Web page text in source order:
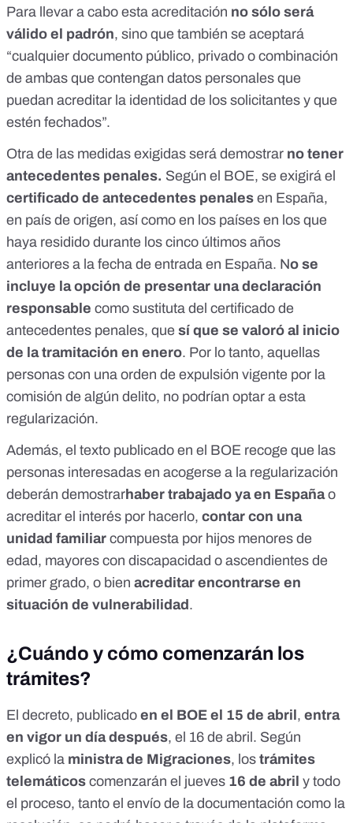
Para llevar a cabo esta acreditación no sólo será
válido el padrón, sino que también se aceptará
“cualquier documento público, privado o combinación
de ambas que contengan datos personales que
puedan acreditar la identidad de los solicitantes y que
estén fechados”.
Otra de las medidas exigidas será demostrar no tener
antecedentes penales. Según el BOE, se exigirá el
certificado de antecedentes penales en España,
en país de origen, así como en los países en los que
haya residido durante los cinco últimos años
anteriores a la fecha de entrada en España. No se
incluye la opción de presentar unadeclaración
responsable como sustituta del certificado de
antecedentes penales, que sí que se valoró al inicio
de la tramitación en enero. Por lo tanto, aquellas
personas con una orden de expulsión vigente por la
comisión de algún delito, no podrían optar a esta
regularización.
Además, el texto publicado en el BOE recoge que las
personas interesadas en acogerse a la regularización
deberán demostrarhaber trabajado ya en Españao
acreditar el interés por hacerlo, contar con una
unidad familiar compuesta por hijos menores de
edad, mayores con discapacidad o ascendientes de
primer grado, o bien acreditar encontrarse en
situación de vulnerabilidad .
¿Cuándo y cómo comenzarán los
trámites?
El decreto, publicado en el BOE el 15 de abril , entra
en vigor un día después, el 16 de abril. Según
explicó la ministra de Migraciones, los trámites
telemáticos comenzarán el jueves 16 de abril y todo
el proceso, tanto el envío de la documentación como la